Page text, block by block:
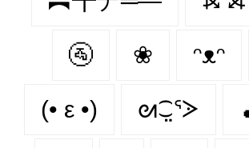
🚰 ❀ ᵔᴥᵔ
(• ε •) ᘛ⁐̤ᕐᐷ